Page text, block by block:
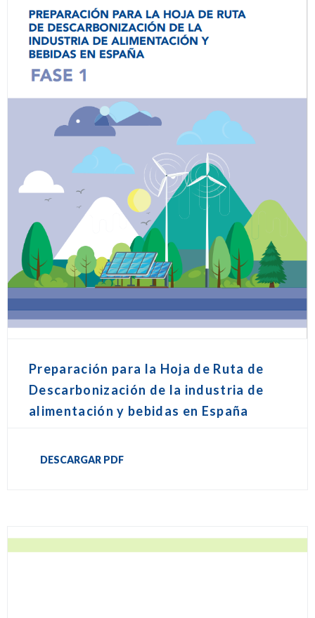
Preparación para la Hoja de Ruta de
Descarbonización de la industria de
alimentación y bebidas en España
DESCARGAR PDF